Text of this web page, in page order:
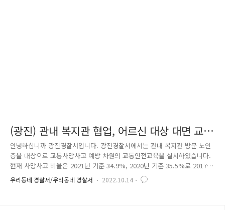
(광진) 관내 복지관 협업, 어르신 대상 대면 교
육 홍보활동 전개
안녕하십니까 광진경찰서입니다. 광진경찰서에서는 관내 복지관 방문 노인
층을 대상으로 교통사망사고 예방 차원의 교통안전교육을 실시하였습니다.
현재 사망사고 비율은 2021년 기준 34.9%, 2020년 기준 35.5%로 2017년
40%에 비하면 무단횡단 보행자뿐만 아니라 보행자 교통사망 사고 건수는
줄어들고 있으나 사망사고 비율은 약 35%로 사고 건에 비해 높은 수준입
우리동네 경찰서/우리동네 경찰서 2022.10.14